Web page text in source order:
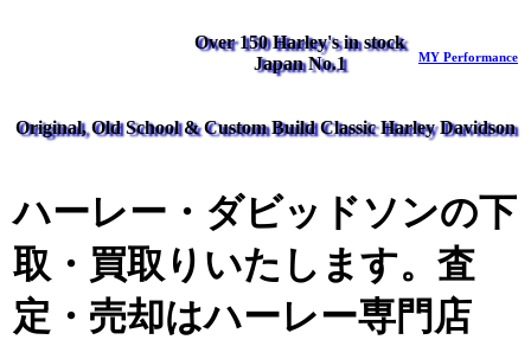
Over 150 Harley's in stock
Japan No.1
MY Performance
Original, Old School & Custom Build Classic Harley Davidson
ハーレー・ダビッドソンの下
取・買取りいたします。査
定・売却はハーレー専門店